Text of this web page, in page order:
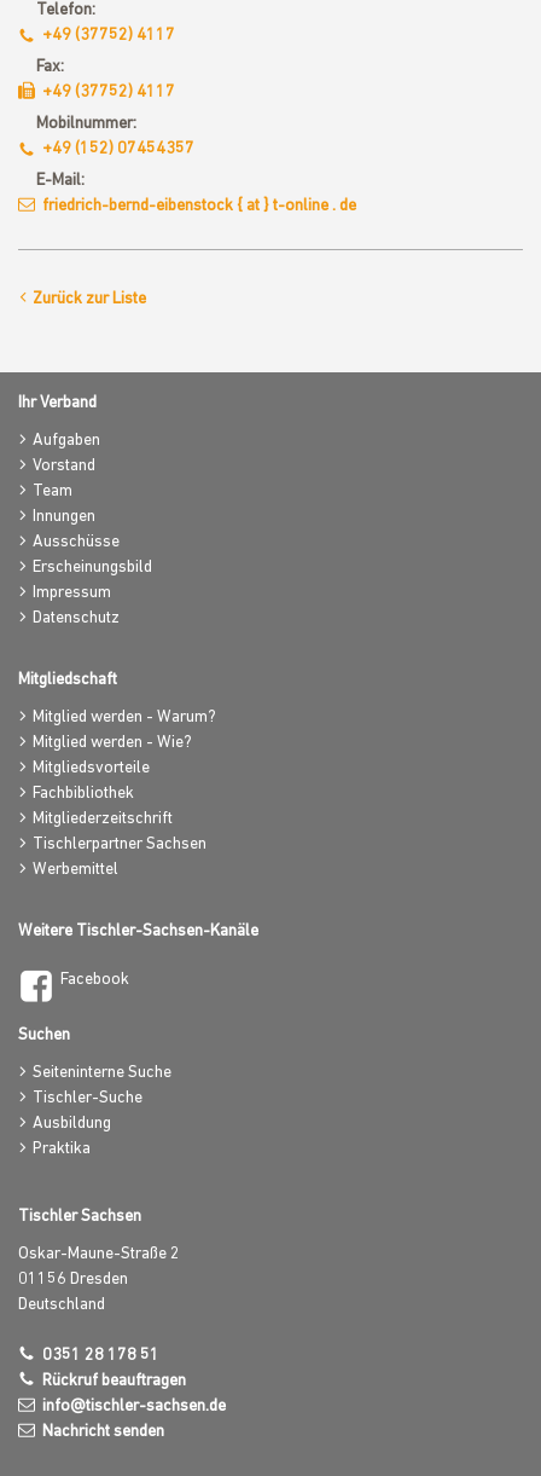
Telefon:
+49 (37752) 4117
Fax:
+49 (37752) 4117
Mobilnummer:
+49 (152) 07454357
E-Mail:
friedrich-bernd-eibenstock { at } t-online . de
Zurück zur Liste
Ihr Verband
Aufgaben
Vorstand
Team
Innungen
Ausschüsse
Erscheinungsbild
Impressum
Datenschutz
Mitgliedschaft
Mitglied werden - Warum?
Mitglied werden - Wie?
Mitgliedsvorteile
Fachbibliothek
Mitgliederzeitschrift
Tischlerpartner Sachsen
Werbemittel
Weitere Tischler-Sachsen-Kanäle
Facebook
Suchen
Seiteninterne Suche
Tischler-Suche
Ausbildung
Praktika
Tischler Sachsen
Oskar-Maune-Straße 2
01156 Dresden
Deutschland
0351 28 178 51
Rückruf beauftragen
info@tischler-sachsen.de
Nachricht senden